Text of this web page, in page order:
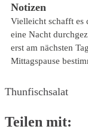
Notizen
Vielleicht schafft es
eine Nacht
erst am nächsten
Mittagspause
Thunfischsalat
Teilen mit: